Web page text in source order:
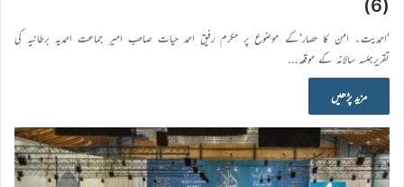
(6)
’احمدیت۔ امن کا حصار‘کے موضوع پر مکرم رفیق احمد حیات صاحب امیر جماعت احمدیہ برطانیہ کی
تقریرجلسہ سالانہ کے موقعہ…
مزید پڑھیں